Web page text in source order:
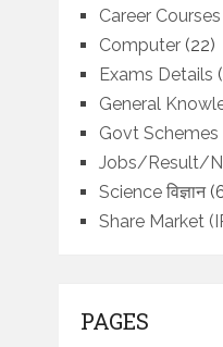
Career Courses
Computer(22)
Exams Details
General
Govt
Jobs/Result/
Science विज्ञान
Share Market
PAGES